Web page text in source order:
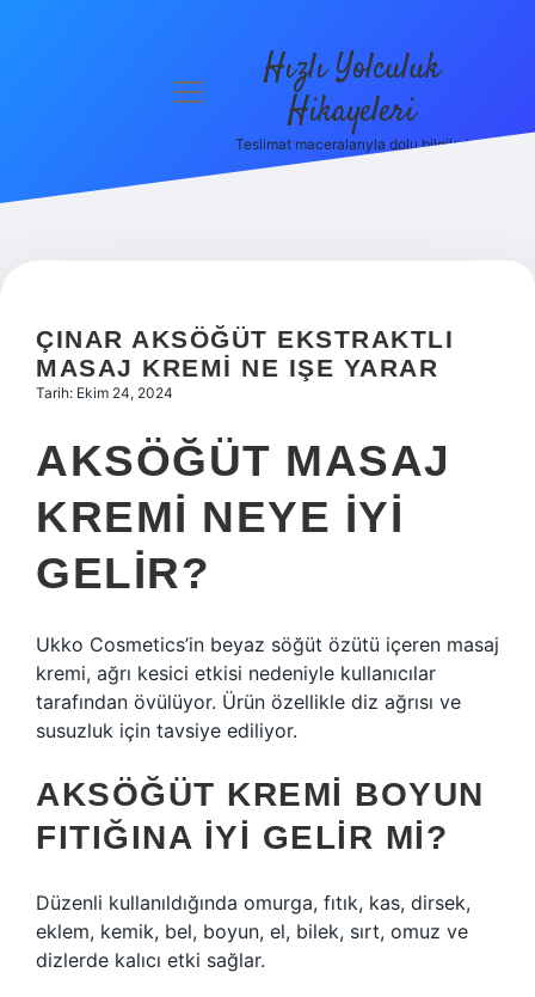
Hakkımızda
menüyü
Hızlı Yolculuk
Hikayeleri
Teslimat maceralarıyla dolu bilgiler!
ÇINAR AKSÖĞÜT EKSTRAKTLI
MASAJ KREMI NE IŞE YARAR
Tarih: Ekim 24, 2024
AKSÖĞÜT MASAJ
KREMI NEYE IYI
GELIR?
Ukko Cosmetics’in beyaz söğüt özütü içeren masaj
kremi, ağrı kesici etkisi nedeniyle kullanıcılar
tarafından övülüyor. Ürün özellikle diz ağrısı ve
susuzluk için tavsiye ediliyor.
AKSÖĞÜT KREMI BOYUN
FITIĞINA IYI GELIR MI?
Düzenli kullanıldığında omurga, fıtık, kas, dirsek,
eklem, kemik, bel, boyun, el, bilek, sırt, omuz ve
dizlerde kalıcı etki sağlar.